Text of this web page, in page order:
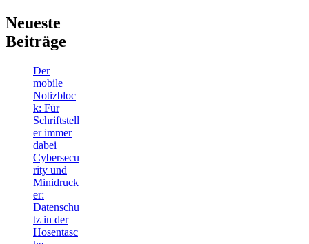
Neueste
Beiträge
Der
mobile
Notizbloc
k: Für
Schriftstell
er immer
dabei
Cybersecu
rity und
Minidruck
er:
Datenschu
tz in der
Hosentasc